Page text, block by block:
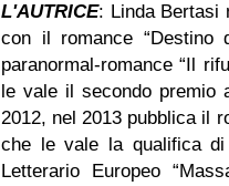
L'AUTRICE: Linda Bertasi
con il romance
paranormal-romance “Il
le vale il secondo premio
2012, nel 2013 pubblica il
che le vale la qualifica di
Letterario Europeo